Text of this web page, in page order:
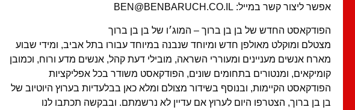
אפשר ליצור קשר במייל: BEN@BENBARUCH.CO.IL
הפודקאסט החדש של בן בן ברוך – המוג׳ו של בן בן ברוך
מצטלם ומוקלט מאולפן חדש ומיוחד שנבנה במיוחד עבורו בתל אביב, ומידי שבוע
מארח אנשים מעניינים ומעוררי השראה, מובילי דעת קהל, אנשים מדע ורוח, וכמובן
קומיקאים, ומנטורים בתחומים שונים, הפודקאסט משודר בכל אפליקציות
הפודקאסט הקיימות, ובנוסף בשידור מצולם ומלא כאן בבלעדיות בערוץ היוטיוב של
בן בן ברוך, הצטרפו היום לערוץ אם עדיין לא נרשמתם. ובבקשה תכתבו לנו